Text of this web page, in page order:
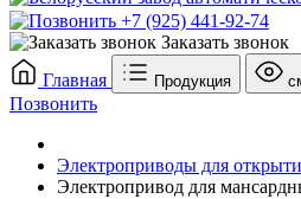
+7 (925) 441-92-74
Заказать звонок
Главная
Продукция
Позвонить
Электроприводы для
Электропривод для